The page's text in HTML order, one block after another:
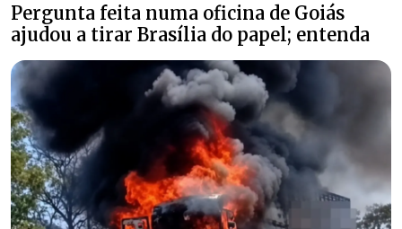
Pergunta feita numa oficina de Goiás
ajudou a tirar Brasília do papel; entenda